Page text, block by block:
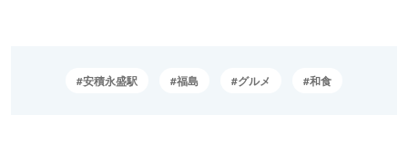
安積永盛駅 福島 グルメ 和食